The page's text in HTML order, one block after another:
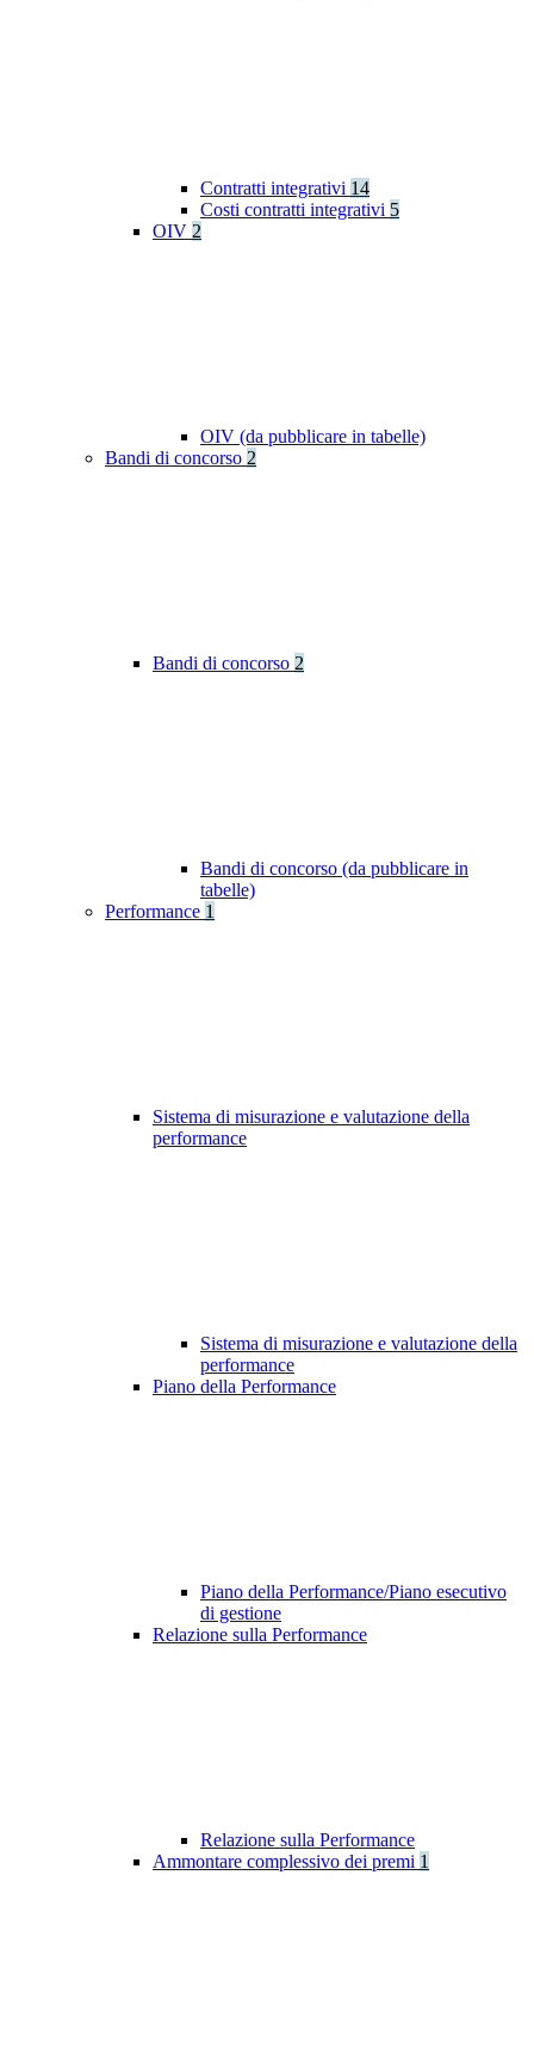
Contratti integrativi 14
Costi contratti integrativi 5
OIV 2
OIV (da pubblicare in tabelle)
Bandi di concorso 2
Bandi di concorso 2
Bandi di concorso (da pubblicare in
tabelle)
Performance 1
Sistema di misurazione e valutazione della
performance
Sistema di misurazione e valutazione della
performance
Piano della Performance
Piano della Performance/Piano esecutivo
di gestione
Relazione sulla Performance
Relazione sulla Performance
Ammontare complessivo dei premi 1